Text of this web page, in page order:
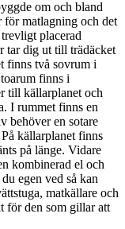
om och bland
för matlagning och det
placerad
tar dig ut till trädäcket
finns två sovrum i
finns i
till källarplanet och
I rummet finns en
behöver en sotare
källarplanet finns
på länge. Vidare
kombinerad el och
egen ved så kan
matkällare och
för den som gillar att